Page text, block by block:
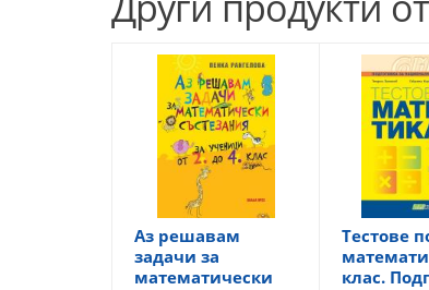
Аз решавам
задачи за
математически
Тестове
клас.